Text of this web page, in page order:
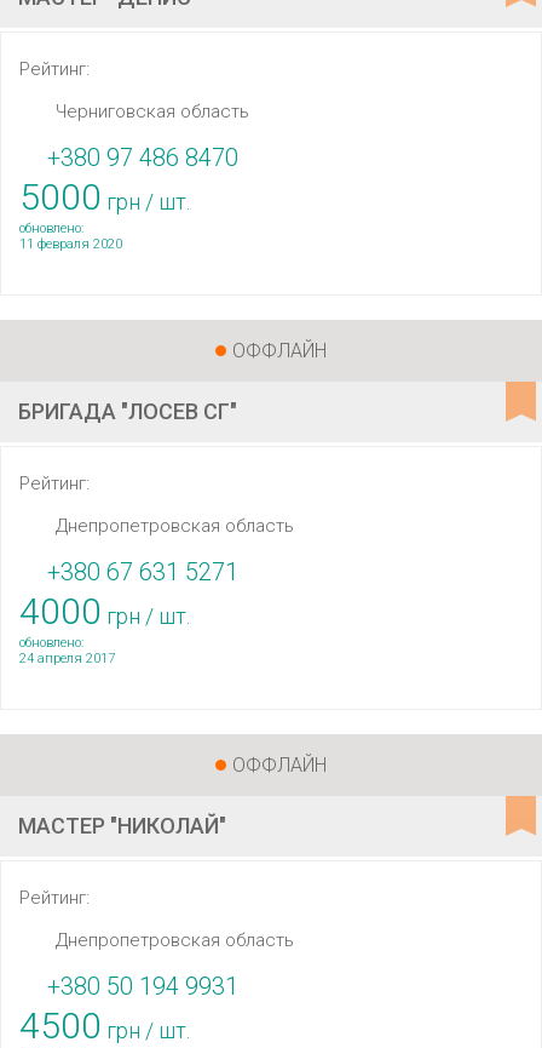
Рейтинг:
Черниговская область
+380 97 486 8470
5000 грн / шт.
обновлено:
11 февраля 2020
ОФФЛАЙН
БРИГАДА "ЛОСЕВ СГ"
Рейтинг:
Днепропетровская область
+380 67 631 5271
4000 грн / шт.
обновлено:
24 апреля 2017
ОФФЛАЙН
МАСТЕР "НИКОЛАЙ"
Рейтинг:
Днепропетровская область
+380 50 194 9931
4500 грн / шт.